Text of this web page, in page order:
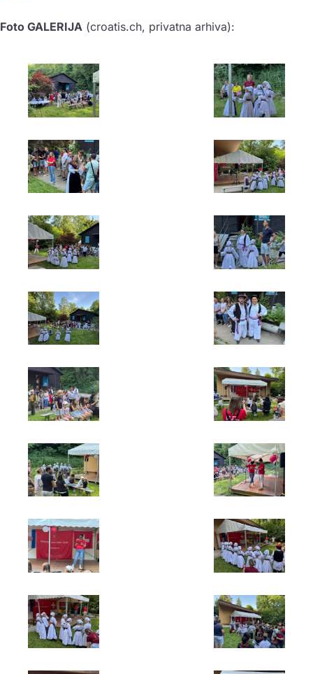
Foto GALERIJA (croatis.ch, privatna arhiva):